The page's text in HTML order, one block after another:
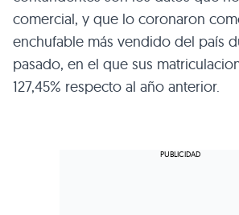
comercial, y que lo coronaron
enchufable más vendido del país
pasado, en el que sus
127,45% respecto al año anterior.